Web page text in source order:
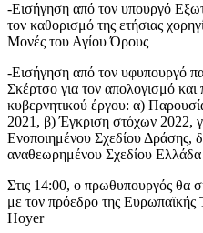
-Εισήγηση από τον υπουργό
τον καθορισμό της ετήσιας
Μονές του Αγίου Όρους
-Εισήγηση από τον υφυπουργό
Σκέρτσο για τον απολογισμό
κυβερνητικού έργου: α)
2021, β) Έγκριση στόχων 2022,
Ενοποιημένου Σχεδίου Δράσης,
αναθεωρημένου Σχεδίου
Στις 14:00, ο πρωθυπουργός θα
με τον πρόεδρο της
Hoyer